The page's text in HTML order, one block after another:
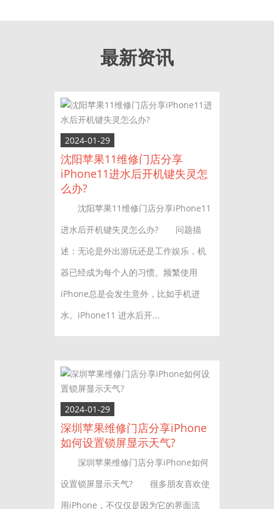
最新资讯
2024-01-29
沈阳苹果11维修门店分享
iPhone11进水后开机键失灵怎
么办?
沈阳苹果11维修门店分享iPhone11
进水后开机键失灵怎么办? 问题描
述：无论是外出游玩还是工作娱乐，机
器已经成为每个人的习惯。频繁使用
iPhone总是会发生意外，比如手机进
水。iPhone11 进水后开...
2024-01-29
深圳苹果维修门店分享iPhone
如何设置锁屏显示天气?
深圳苹果维修门店分享iPhone如何
设置锁屏显示天气? 很多朋友喜欢使
用iPhone，不仅仅是因为它的界面流